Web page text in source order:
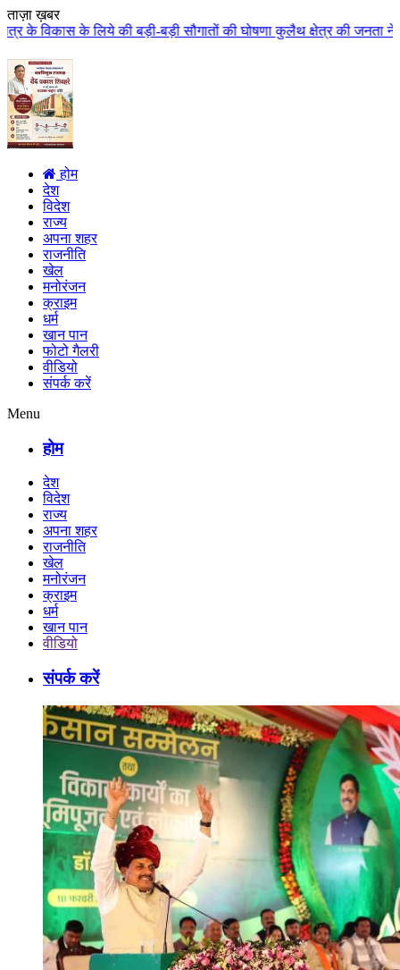
ताज़ा ख़बर
की बड़ी-बड़ी सौगातों की घोषणा कुलैथ क्षेत्र की जनता ने मुख्यमंत्री डॉ.
होम
देश
विदेश
राज्य
अपना शहर
राजनीति
खेल
मनोरंजन
क्राइम
धर्म
खान पान
फोटो गैलरी
वीडियो
संपर्क करें
Menu
होम
देश
विदेश
राज्य
अपना शहर
राजनीति
खेल
मनोरंजन
क्राइम
धर्म
खान पान
वीडियो
संपर्क करें